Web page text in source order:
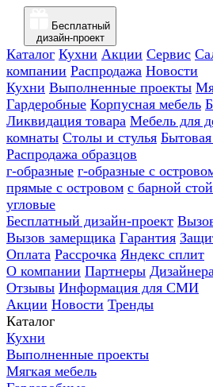
Бесплатный
дизайн-проект
Каталог Кухни Акции Сервис
компании Распродажа Новости
Кухни Выполненные проекты
Гардеробные Корпусная мебель
Ликвидация товара Мебель для
комнаты Столы и стулья
Распродажа образцов
г-образные г-образные с
прямые с островом с барной
угловые
Бесплатный дизайн-проект
Вызов замерщика Гарантия
Оплата Рассрочка Яндекс сплит
О компании Партнеры
Отзывы Информация для СМИ
Акции Новости Тренды
Каталог
Кухни
Выполненные проекты
Мягкая мебель